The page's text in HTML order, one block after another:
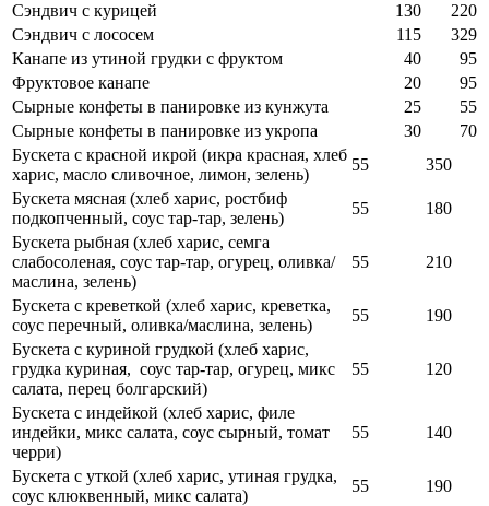
Сэндвич с курицей
130
220
Сэндвич с лососем
115
329
Канапе из утиной грудки с фруктом
40
95
Фруктовое канапе
20
95
Сырные конфеты в панировке из кунжута
25
55
Сырные конфеты в панировке из укропа
30
70
Бускета с красной икрой (икра красная, хлеб
харис, масло сливочное, лимон, зелень)
55
350
Бускета мясная (хлеб харис, ростбиф
подкопченный, соус тар-тар, зелень)
55
180
Бускета рыбная (хлеб харис, семга
слабосоленая, соус тар-тар, огурец, оливка/
маслина, зелень)
55 210
Бускета с креветкой (хлеб харис, креветка,
соус перечный, оливка/маслина, зелень)
55
190
Бускета с куриной грудкой (хлеб харис,
грудка куриная, соус тар-тар, огурец, микс
салата, перец болгарский)
55 120
Бускета с индейкой (хлеб харис, филе
индейки, микс салата, соус сырный, томат
черри)
55 140
Бускета с уткой (хлеб харис, утиная грудка,
соус клюквенный, микс салата)
55
190